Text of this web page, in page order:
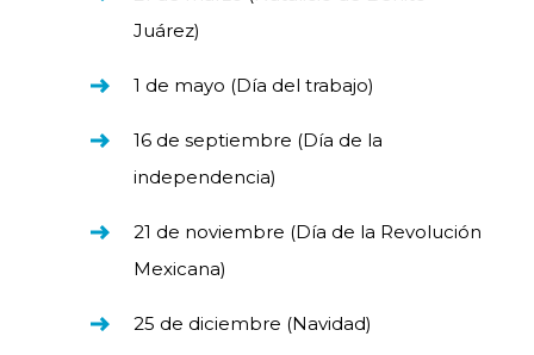
Juárez)
1 de mayo (Día del trabajo)
16 de septiembre (Día de la
independencia)
21 de noviembre (Día de la Revolución
Mexicana)
25 de diciembre (Navidad)